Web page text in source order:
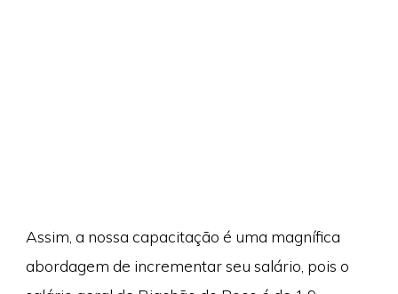
Assim, a nossa capacitação é uma magnífica
abordagem de incrementar seu salário, pois o